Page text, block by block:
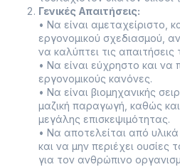
Γενικές Απαιτήσεις:
• Να είναι αμεταχείριστο,
εργονομικού σχεδιασμού,
να καλύπτει τις απαιτήσεις
• Να είναι εύχρηστο και να
εργονομικούς κανόνες.
• Να είναι βιομηχανικής
μαζική παραγωγή, καθώς
μεγάλης επισκεψιμότητας.
• Να αποτελείται από
και να μην περιέχει ουσίες
για τον ανθρώπινο